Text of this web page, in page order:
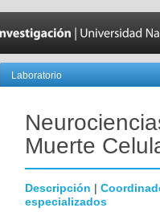
Laboratorio
Muerte
Descripción |
especializados